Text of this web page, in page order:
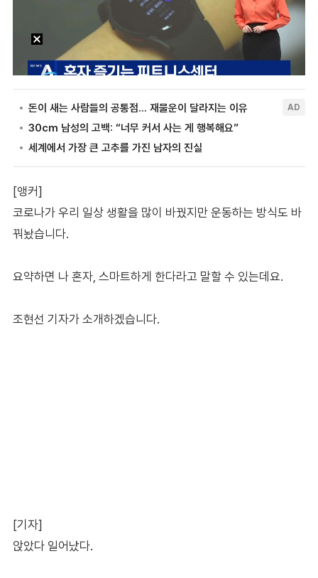
[앵커]
코로나가 우리 일상 생활을 많이 바꿨지만 운동하는 방식도 바
꿔놨습니다.
요약하면 나 혼자, 스마트하게 한다라고 말할 수 있는데요.
조현선 기자가 소개하겠습니다.
[기자]
앉았다 일어났다.